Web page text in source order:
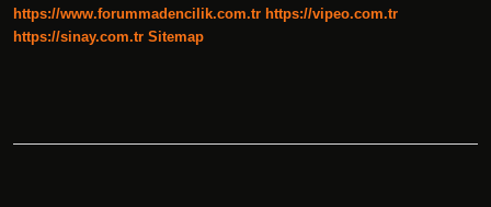
https://www.forummadencilik.com.tr https://vipeo.com.tr
https://sinay.com.tr Sitemap